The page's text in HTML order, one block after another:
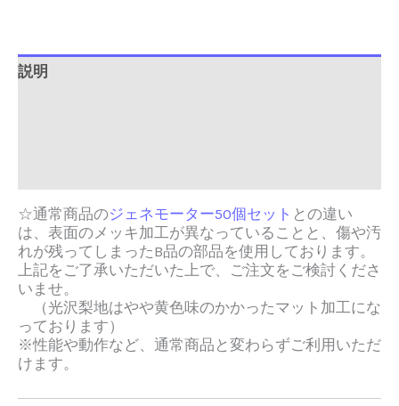
説明
☆通常商品のジェネモーター50個セット との違い
は、表面のメッキ加工が異なっていることと、傷や汚
れが残ってしまったB品の部品を使用しております。
上記をご了承いただいた上で、ご注文をご検討くださ
いませ。
（光沢梨地はやや黄色味のかかったマット加工にな
っております）
※性能や動作など、通常商品と変わらずご利用いただ
けます。